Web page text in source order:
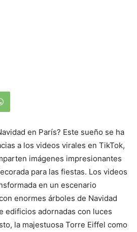
en París? Este sueño se ha
a los videos virales en TikTok,
imágenes impresionantes
para las fiestas. Los videos
en un escenario
enormes árboles de Navidad
edificios adornadas con luces
la majestuosa Torre Eiffel como